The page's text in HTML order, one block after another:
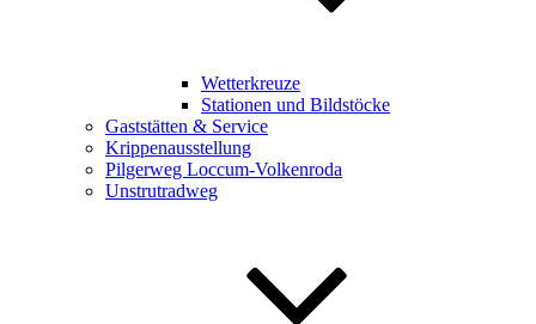
Wetterkreuze
Stationen und Bildstöcke
Gaststätten & Service
Krippenausstellung
Pilgerweg Loccum-Volkenroda
Unstrutradweg